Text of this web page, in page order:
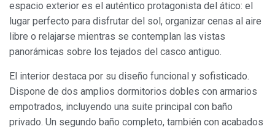
espacio exterior es el auténtico protagonista del ático: el
lugar perfecto para disfrutar del sol, organizar cenas al aire
libre o relajarse mientras se contemplan las vistas
panorámicas sobre los tejados del casco antiguo.
El interior destaca por su diseño funcional y sofisticado.
Dispone de dos amplios dormitorios dobles con armarios
empotrados, incluyendo una suite principal con baño
privado. Un segundo baño completo, también con acabados